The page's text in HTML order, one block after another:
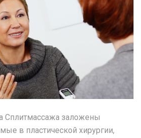
Сплитмассажа заложены
в пластической хирургии,